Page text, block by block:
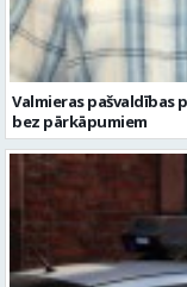
Valmieras
bez pārkāpumiem